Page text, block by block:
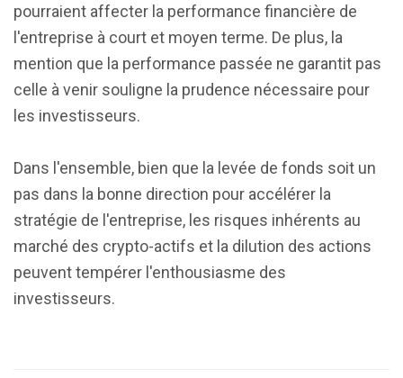
pourraient affecter la performance financière de
l'entreprise à court et moyen terme. De plus, la
mention que la performance passée ne garantit pas
celle à venir souligne la prudence nécessaire pour
les investisseurs.
Dans l'ensemble, bien que la levée de fonds soit un
pas dans la bonne direction pour accélérer la
stratégie de l'entreprise, les risques inhérents au
marché des crypto-actifs et la dilution des actions
peuvent tempérer l'enthousiasme des
investisseurs.